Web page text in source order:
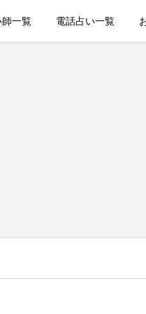
一覧 電話占い一覧